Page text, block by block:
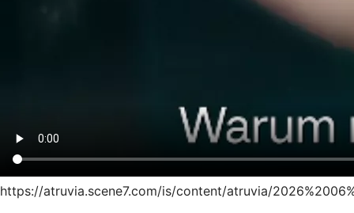
https://atruvia.scene7.com/is/content/atruvia/